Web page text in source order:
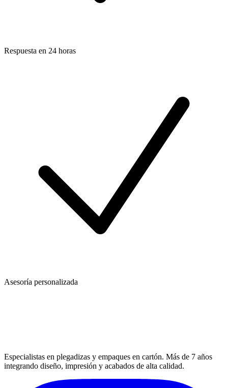
Respuesta en 24 horas
Asesoría personalizada
Especialistas en plegadizas y empaques en cartón. Más de 7 años
integrando diseño, impresión y acabados de alta calidad.